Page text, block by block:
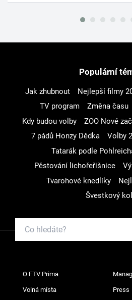
Populární
Jak zhubnout Nejlepší filmy
TV program
Změna času
Kdy budou volby
ZOO Nové
7 pádů Honzy Dědka
Volby
Tatarák podle
Pěstování lichořeřišnice
Tvarohové knedlíky
Švestkový
O FTV Prima
Volná místa Press